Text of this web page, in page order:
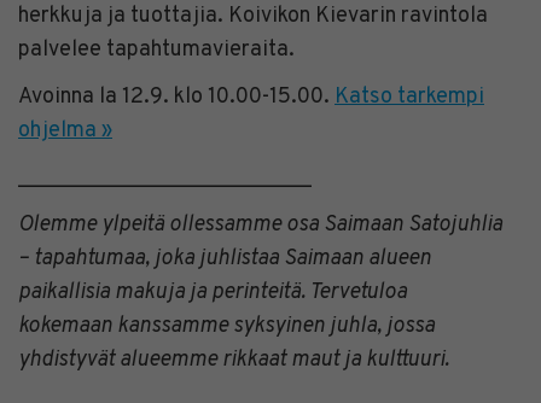
herkkuja ja tuottajia. Koivikon Kievarin ravintola
palvelee tapahtumavieraita.
Avoinna la 12.9. klo 10.00-15.00. Katso tarkempi
ohjelma »
___________________________
Olemme ylpeitä ollessamme osa Saimaan Satojuhlia
– tapahtumaa, joka juhlistaa Saimaan alueen
paikallisia makuja ja perinteitä. Tervetuloa
kokemaan kanssamme syksyinen juhla, jossa
yhdistyvät alueemme rikkaat maut ja kulttuuri.